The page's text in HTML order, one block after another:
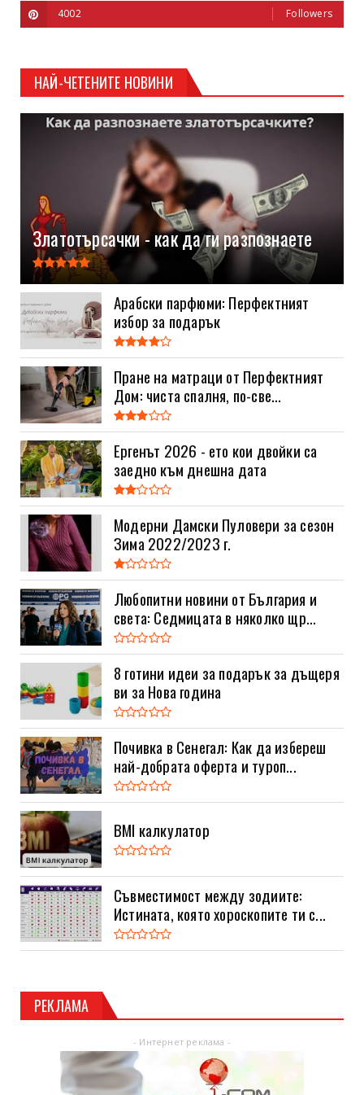
4002 Followers
НАЙ-ЧЕТЕНИТЕ НОВИНИ
Златотърсачки - как да ги разпознаете
Арабски парфюми: Перфектният
избор за подарък
Пране на матраци от Перфектният
Дом: чиста спалня, по-све...
Ергенът 2026 - ето кои двойки са
заедно към днешна дата
Модерни Дамски Пуловери за сезон
Зима 2022/2023 г.
Любопитни новини от България и
света: Седмицата в няколко щр...
8 готини идеи за подарък за дъщеря
ви за Нова година
Почивка в Сенегал: Как да избереш
най-добрата оферта и туроп...
BMI калкулатор
Съвместимост между зодиите:
Истината, която хороскопите ти с...
РЕКЛАМА
- Интернет реклама -